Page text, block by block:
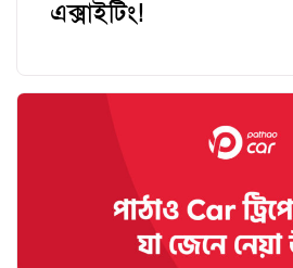
এক্সাইটিং!